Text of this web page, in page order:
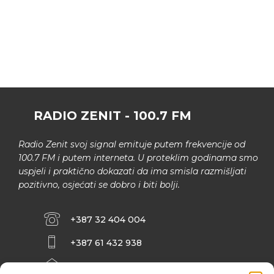
RADIO ZENIT - 100.7 FM
Radio Zenit svoj signal emituje putem frekvencije od
100.7 FM i putem interneta. U proteklim godinama smo
uspjeli i praktično dokazati da ima smisla razmišljati
pozitivno, osjećati se dobro i biti bolji.
+387 32 404 004
+387 61 432 938
INFO@ZENIT.BA